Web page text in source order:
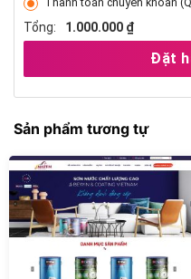
Tổng: 1.000.000 ₫
Đặt
Sản phẩm tương tự